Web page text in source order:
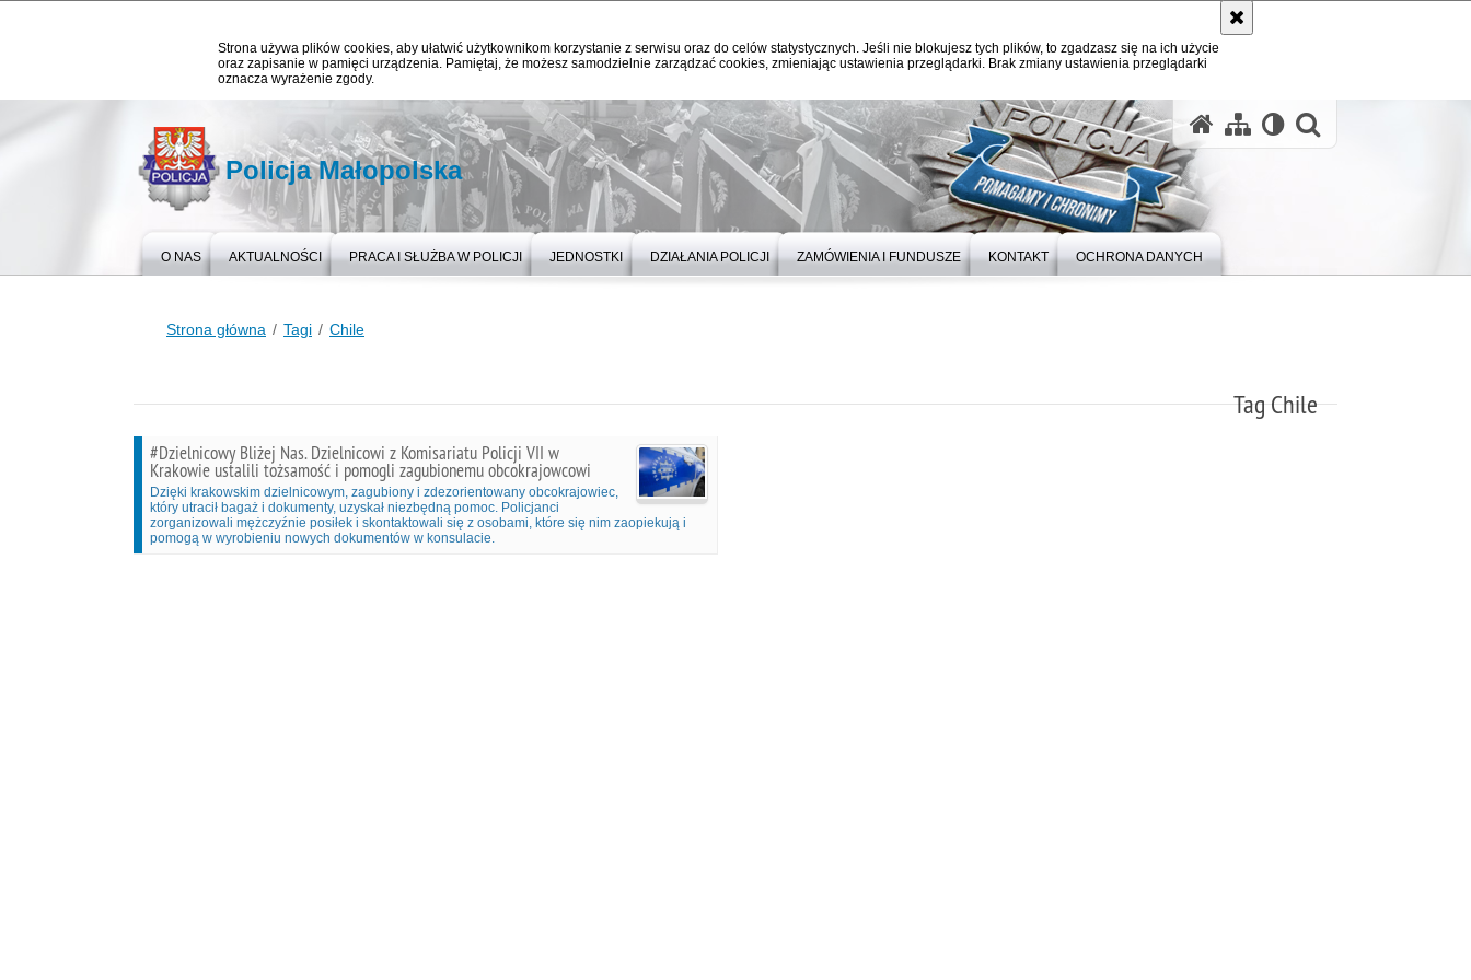
Strona używa plików cookies, aby ułatwić użytkownikom korzystanie z serwisu oraz do celów statystycznych. Jeśli nie blokujesz tych plików, to zgadzasz się na ich użycie
oraz zapisanie w pamięci urządzenia. Pamiętaj, że możesz samodzielnie zarządzać cookies, zmieniając ustawienia przeglądarki. Brak zmiany ustawienia przeglądarki
oznacza wyrażenie zgody.
Policja Małopolska
O NAS AKTUALNOŚCI PRACA I SŁUŻBA W POLICJI JEDNOSTKI DZIAŁANIA POLICJI ZAMÓWIENIA I FUNDUSZE KONTAKT OCHRONA DANYCH
Strona główna Tagi Chile
Tag Chile
#Dzielnicowy Bliżej Nas. Dzielnicowi z Komisariatu Policji VII w
Krakowie ustalili tożsamość i pomogli zagubionemu obcokrajowcowi
Dzięki krakowskim dzielnicowym, zagubiony i zdezorientowany obcokrajowiec,
który utracił bagaż i dokumenty, uzyskał niezbędną pomoc. Policjanci
zorganizowali mężczyźnie posiłek i skontaktowali się z osobami, które się nim zaopiekują i
pomogą w wyrobieniu nowych dokumentów w konsulacie.